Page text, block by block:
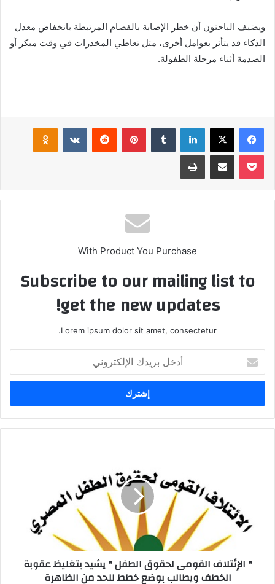
ويضيف الباحثون أن خطر الإصابة بالفصام المرتبطة بانخفاض معدل
الذكاء قد يتأثر بعوامل أخرى، مثل تعاطي المخدرات في وقت مبكر أو
الصدمة أثناء مرحلة الطفولة.
فيسبوك ‫X لينكدإن بينتيريست
‫Pocket مشاركة عبر البريد طباعة
With Product You Purchase
Subscribe to our mailing list to
get the new updates!
Lorem ipsum dolor sit amet, consectetur.
بريدك
الإلكتروني
" الإئتلاف القومى لحقوق الطفل " يشيد بتغليظ عقوبة
الخطف ويطالب بوضع خطط للحد من الظاهرة